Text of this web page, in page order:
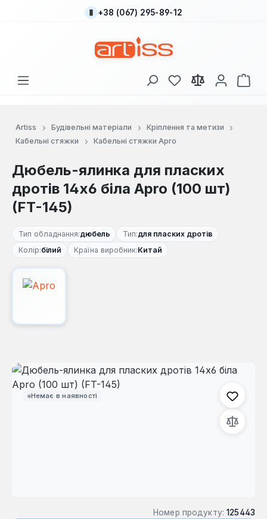
Перейти до основного вмісту
+38 (067) 295-89-12
У вас є 0 у списку
Artiss Будівельні матеріали
Кріплення та метизи
Кабельні стяжки
Кабельні стяжки Apro
Дюбель-ялинка для пласких
дротів 14x6 біла Apro (100 шт)
(FT-145)
Тип обладнання:дюбель Тип:для пласких дротів
Колір:білий Країна виробник:Китай
Немає в наявності
Пропустити галерею зображень
Номер продукту: 125443